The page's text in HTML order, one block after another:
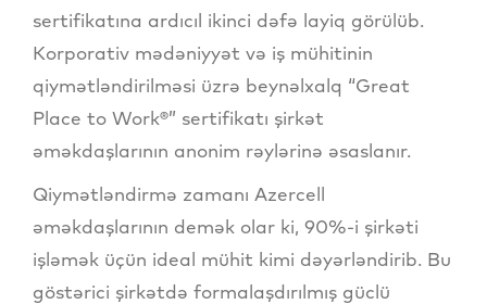
sertifikatına ardıcıl ikinci dəfə layiq görülüb.
Korporativ mədəniyyət və iş mühitinin
qiymətləndirilməsi üzrə beynəlxalq “Great
Place to Work®” sertifikatı şirkət
əməkdaşlarının anonim rəylərinə əsaslanır.
Qiymətləndirmə zamanı Azercell
əməkdaşlarının demək olar ki, 90%-i şirkəti
işləmək üçün ideal mühit kimi dəyərləndirib. Bu
göstərici şirkətdə formalaşdırılmış güclü